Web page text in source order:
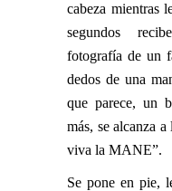
cabeza mientras
segundos
fotografía de un
dedos de una
que parece, un
más, se alcanza
viva la MANE”.
Se pone en pie,